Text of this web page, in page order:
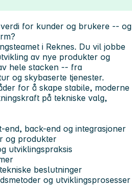
for kunder og brukere -- og
i Reknes. Du vil jobbe
av nye produkter og
hele stacken -- fra
og skybaserte tjenester.
for å skape stabile, moderne
på tekniske valg,
back-end og integrasjoner
og produkter
utviklingspraksis
beslutninger
og utviklingsprosesser